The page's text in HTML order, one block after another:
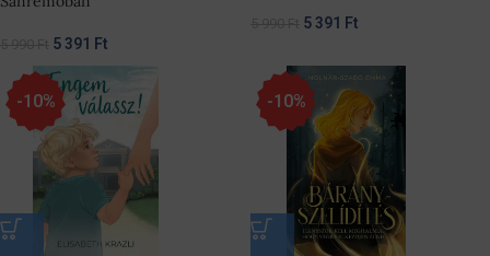
5 391 Ft
5 391 Ft
-10% -10%